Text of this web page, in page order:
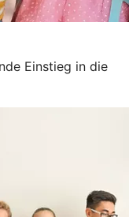
Einstieg in die